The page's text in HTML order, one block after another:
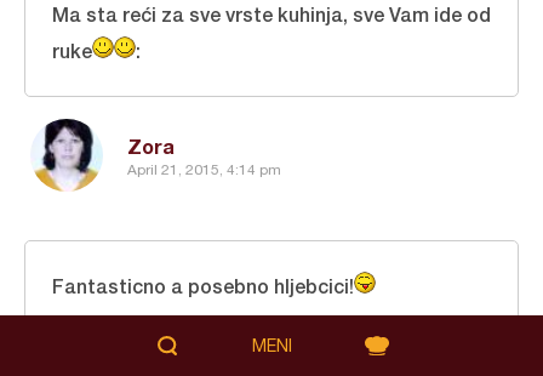
Zora
April 21, 2015, 4:14 pm
Ma sta reći za sve vrste kuhinja, sve Vam ide od
ruke
:
Fantasticno a posebno hljebcici!